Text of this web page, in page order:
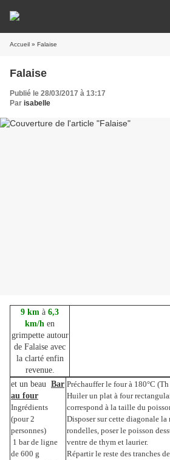
Accueil » Falaise
Falaise
Publié le 28/03/2017 à 13:17
Par isabelle
9 km à 6,3
km/h en
grimpette autour
de Falaise avec
la clarté enfin
revenue.
et un beau Bar
au four
Ingrédients
(pour 2
personnes)
­ 1 bar de ligne
de 600 g
Préchauffer le four à 180°C
Huiler un plat à four
correspond à la taille du
Disposer sur cette diagonale
rondelles, poser le poisson
ventre de thym et laurier.
Répartir le reste des tranches